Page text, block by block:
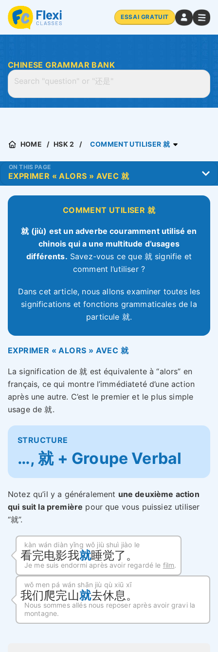
ESSAI GRATUIT
CHINESE GRAMMAR BANK
HOME HSK 2 COMMENT UTILISER 就
ON THIS PAGE
COMMENT UTILISER 就
就 (jiù) est un adverbe couramment utilisé en
chinois qui a une multitude d’usages
différents. Savez-vous ce que 就 signifie et
comment l’utiliser ?
Dans cet article, nous allons examiner toutes les
significations et fonctions grammaticales de la
particule 就.
EXPRIMER « ALORS » AVEC 就
La signification de 就 est équivalente à “alors” en
français, ce qui montre l’immédiateté d’une action
après une autre. C’est le premier et le plus simple
usage de 就.
STRUCTURE
…, 就 + Groupe Verbal
Notez qu’il y a généralement une deuxième action
qui suit la première pour que vous puissiez utiliser
“就”.
kàn wán diàn yǐng wǒ jiù shuì jiào le
看完电影我就睡觉了。
Je me suis endormi après avoir regardé le film.
wǒ men pá wán shān jiù qù xiū xī
我们爬完山就去休息。
Nous sommes allés nous reposer après avoir gravi la
montagne.